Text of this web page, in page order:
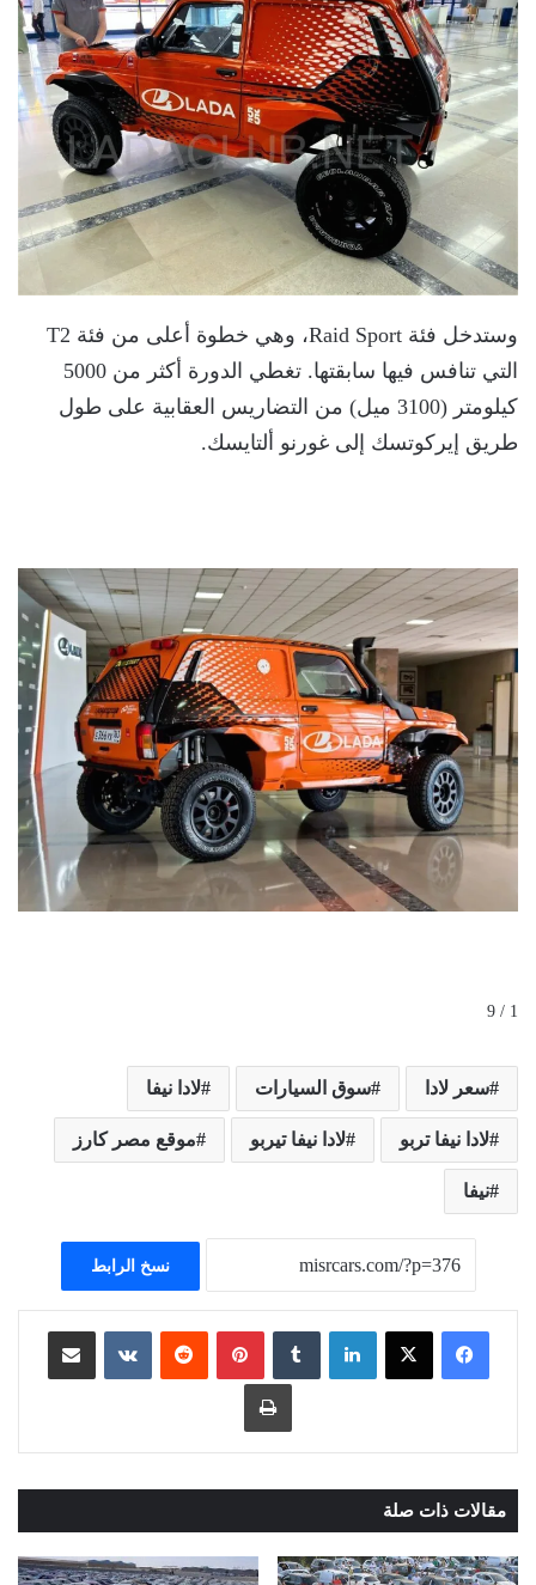
وستدخل فئة Raid Sport، وهي خطوة أعلى من فئة T2
التي تنافس فيها سابقتها. تغطي الدورة أكثر من 5000
كيلومتر (3100 ميل) من التضاريس العقابية على طول
طريق إيركوتسك إلى غورنو ألتايسك.
1 / 9
سعر لادا سوق السيارات لادا نيفا
لادا نيفا تربو لادا نيفا تيربو موقع مصر كارز
نيفا
نسخ الرابط
لينكدإن ‏Tumblr بينتيريست
‏Reddit
‏VKontakte مشاركة عبر البريد
طباعة
مقالات ذات صلة